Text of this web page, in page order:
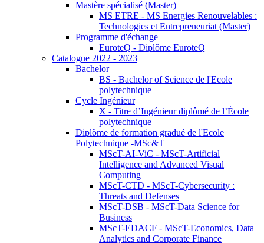
Mastère spécialisé (Master)
MS ETRE - MS Energies Renouvelables :
Technologies et Entrepreneuriat (Master)
Programme d'échange
EuroteQ - Diplôme EuroteQ
Catalogue 2022 - 2023
Bachelor
BS - Bachelor of Science de l'Ecole
polytechnique
Cycle Ingénieur
X - Titre d’Ingénieur diplômé de l’École
polytechnique
Diplôme de formation gradué de l'Ecole
Polytechnique -MSc&T
MScT-AI-ViC - MScT-Artificial
Intelligence and Advanced Visual
Computing
MScT-CTD - MScT-Cybersecurity :
Threats and Defenses
MScT-DSB - MScT-Data Science for
Business
MScT-EDACF - MScT-Economics, Data
Analytics and Corporate Finance